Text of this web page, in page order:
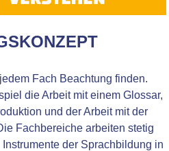
Fach Beachtung finden.
die Arbeit mit einem Glossar,
und der Arbeit mit der
Fachbereiche arbeiten stetig
der Sprachbildung in